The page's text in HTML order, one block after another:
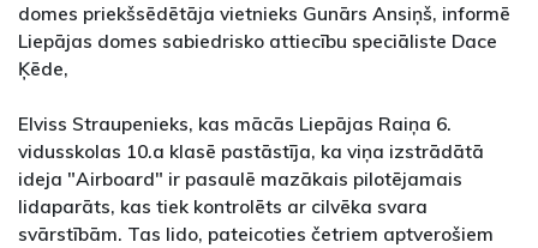
domes priekšsēdētāja vietnieks Gunārs Ansiņš, informē
Liepājas domes sabiedrisko attiecību speciāliste Dace
Ķēde,
Elviss Straupenieks, kas mācās Liepājas Raiņa 6.
vidusskolas 10.a klasē pastāstīja, ka viņa izstrādātā
ideja "Airboard" ir pasaulē mazākais pilotējamais
lidaparāts, kas tiek kontrolēts ar cilvēka svara
svārstībām. Tas lido, pateicoties četriem aptverošiem